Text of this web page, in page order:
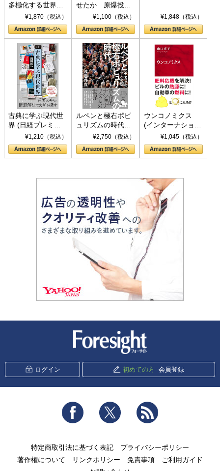
多極化する世界：
トランプとBRICS
の挑戦
¥1,870（税込）
せたか 原爆投
下、ソ連参戦、そ
して聖断 (PHP新
書)
¥1,100（税込） ¥1,848（税込）
古典に学ぶ現代世
界 (日経プレミア
シリーズ)¥1,210（税込）
ルペンと極右ポピ
ュリズムの時代：
〈ヤヌス〉の二つ
の顔
¥2,750（税込）
ウンコノミクス
(インターナショナ
ル新書)¥1,045（税込）
ログイン 初めての方 会員登録
Facebook Twitter
特定商取引法に基づく表記
プライバシーポリシー
著作権について
リンクポリシー 免責事項
ご利用ガイド